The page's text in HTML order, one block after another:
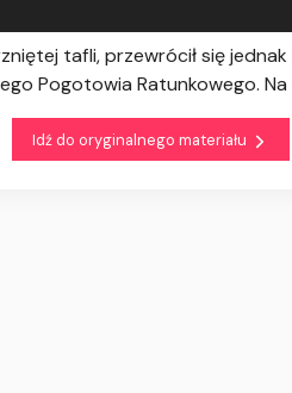
tafli, przewrócił się
Pogotowia Ratunkowego.
Idź do oryginalnego materiału